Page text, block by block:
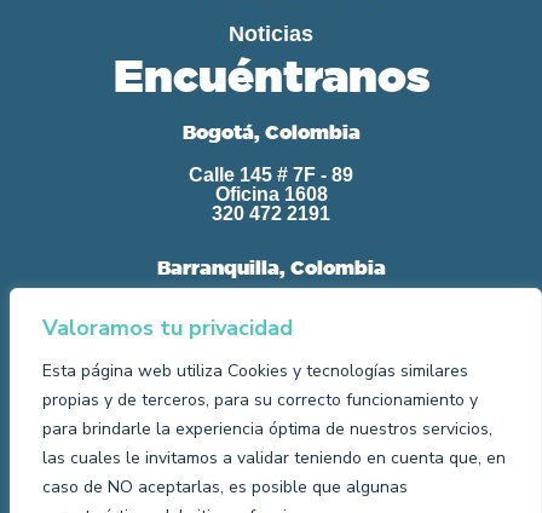
Valoramos tu privacidad
Esta página web utiliza Cookies y tecnologías similares
propias y de terceros, para su correcto funcionamiento y
para brindarle la experiencia óptima de nuestros servicios,
las cuales le invitamos a validar teniendo en cuenta que, en
caso de NO aceptarlas, es posible que algunas
Noticias
Encuéntranos
Bogotá, Colombia
Calle 145 # 7F - 89
Oficina 1608
320 472 2191
Barranquilla, Colombia
Torre Banco de Occidente,
Aviso de privacidad
Políticas de Cookies
Política de Tratamiento de la Información
Política de protección infantil